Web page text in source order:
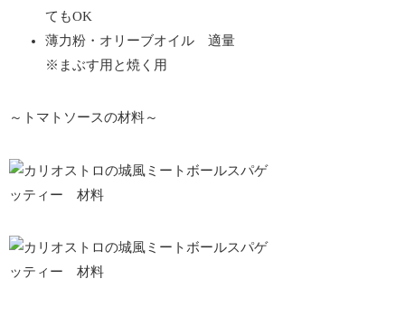
てもOK
薄力粉・オリーブオイル 適量
※まぶす用と焼く用
～トマトソースの材料～